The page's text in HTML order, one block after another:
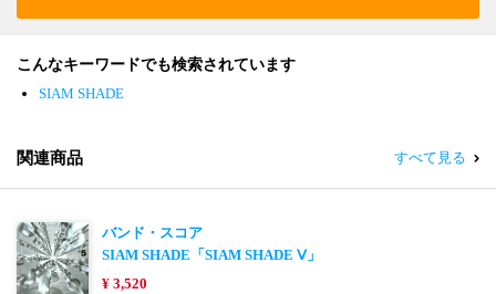
こんなキーワードでも検索されています
SIAM SHADE
関連商品 すべて見る
バンド・スコア
SIAM SHADE「SIAM SHADE Ⅴ」
¥ 3,520